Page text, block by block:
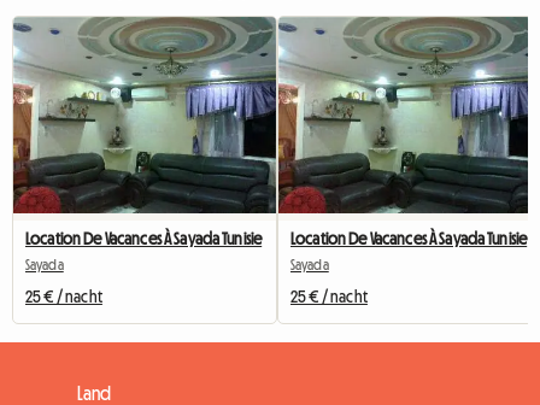
Location De Vacances À Sayada Tunisie
Sayada
25 € / nacht
Location De Vacances À Sayada Tunisie
Sayada
25 € / nacht
Land